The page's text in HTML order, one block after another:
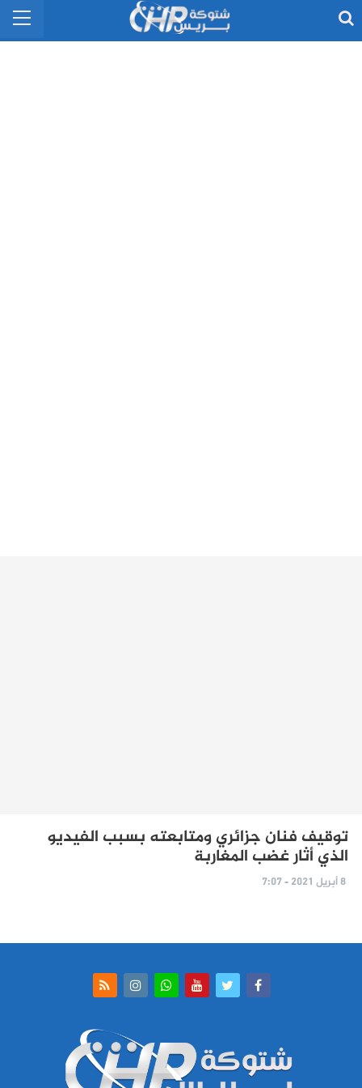
توقيف فنان جزائري ومتابعته بسبب الفيديو
الذي أثار غضب المغاربة
8 أبريل 2021 - 7:07